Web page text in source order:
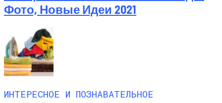
Фото, Новые Идеи 2021
ИНТЕРЕСНОЕ И ПОЗНАВАТЕЛЬНОЕ